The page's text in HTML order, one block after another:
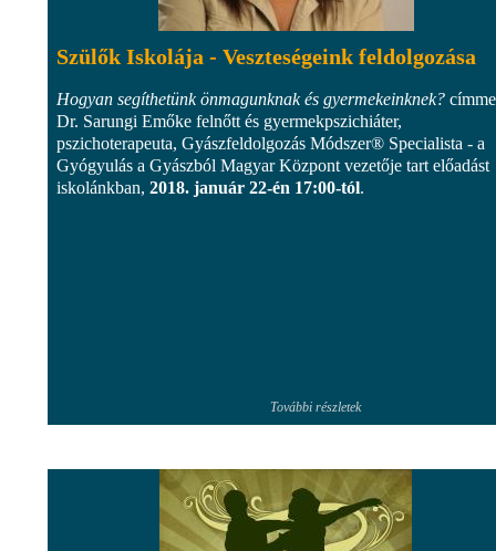
Szülők Iskolája - Veszteségeink feldolgozása
Hogyan segíthetünk önmagunknak és gyermekeinknek?
Dr. Sarungi Emőke felnőtt és gyermekpszichiáter,
pszichoterapeuta, Gyászfeldolgozás Módszer® Specialista - a
Gyógyulás a Gyászból Magyar Központ vezetője tart előadást
iskolánkban, 2018. január 22-én 17:00-tól.
További részletek